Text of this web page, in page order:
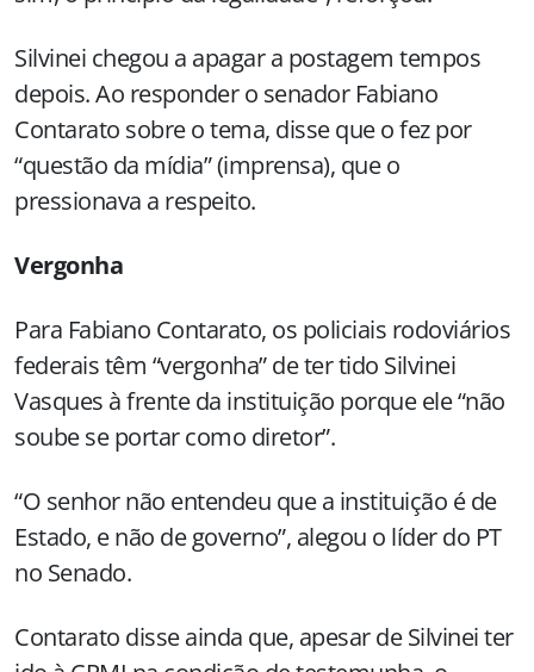
Silvinei chegou a apagar a postagem tempos
depois. Ao responder o senador Fabiano
Contarato sobre o tema, disse que o fez por
“questão da mídia” (imprensa), que o
pressionava a respeito.
Vergonha
Para Fabiano Contarato, os policiais rodoviários
federais têm “vergonha” de ter tido Silvinei
Vasques à frente da instituição porque ele “não
soube se portar como diretor”.
“O senhor não entendeu que a instituição é de
Estado, e não de governo”, alegou o líder do PT
no Senado.
Contarato disse ainda que, apesar de Silvinei ter